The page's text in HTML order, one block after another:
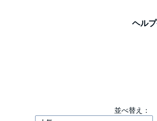
ヘルプ
並べ替え：